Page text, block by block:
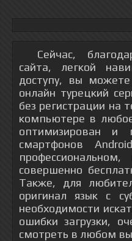
Сейчас,
сайта, легкой
доступу, вы
онлайн турецкий
без регистрации на
компьютере в
оптимизирован и
смартфонов
совершенно
Также, для
оригинал язык с
необходимости
ошибки загрузки,
смотреть в любом